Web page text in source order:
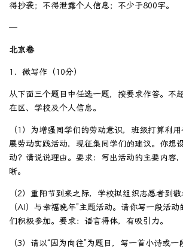
得抄袭；不得泄露个人信息；不少于800字。
—
北京卷
1．微写作（10分）
从下面三个题目中任选一题，按要求作答。不
在区、学校及个人信息。
（1）为增强同学们的劳动意识，班级打算利
展劳动实践活动，现征集同学们的建议。你想
动？请说说理由。要求：写出活动的主要内容
晰。
（2）重阳节到来之际，学校拟组织志愿者到
（AI）与幸福晚年”主题活动。请你写一段活
们积极参加。要求：语言得体，有吸引力。
（3）请以“因为向往”为题目，写一首小诗或一